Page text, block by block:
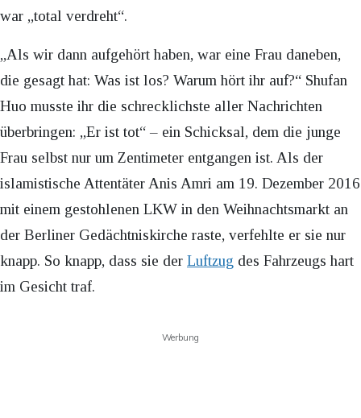
war „total verdreht“.
„Als wir dann aufgehört haben, war eine Frau daneben,
die gesagt hat: Was ist los? Warum hört ihr auf?“ Shufan
Huo musste ihr die schrecklichste aller Nachrichten
überbringen: „Er ist tot“ – ein Schicksal, dem die junge
Frau selbst nur um Zentimeter entgangen ist. Als der
islamistische Attentäter Anis Amri am 19. Dezember 2016
mit einem gestohlenen LKW in den Weihnachtsmarkt an
der Berliner Gedächtniskirche raste, verfehlte er sie nur
knapp. So knapp, dass sie der Luftzug des Fahrzeugs hart
im Gesicht traf.
Werbung